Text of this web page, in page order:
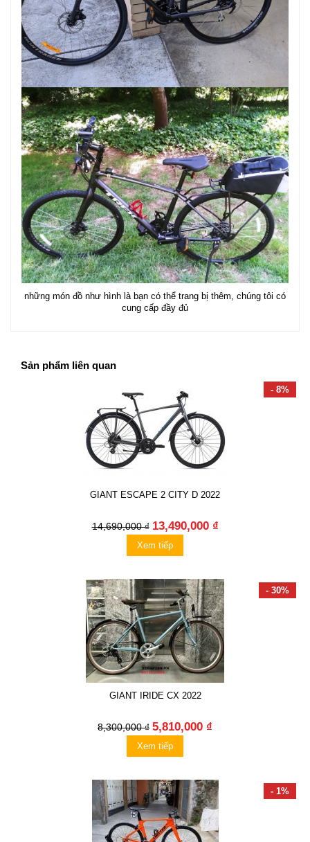
những món đồ như hình là bạn có thể trang bị thêm, chúng tôi có
cung cấp đầy đủ
Sản phẩm liên quan
- 8%
GIANT ESCAPE 2 CITY D 2022
14,690,000 ₫ 13,490,000 ₫
Xem tiếp
- 30%
GIANT IRIDE CX 2022
8,300,000 ₫ 5,810,000 ₫
Xem tiếp
- 1%